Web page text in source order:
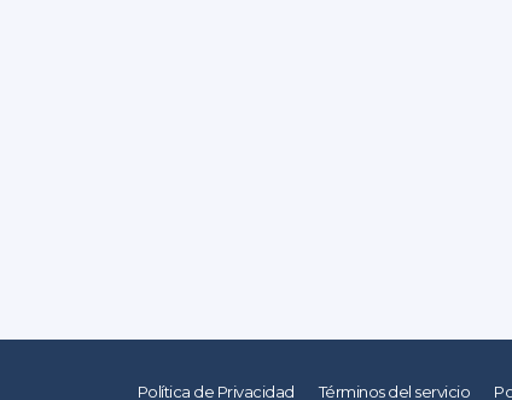
Política de Privacidad Términos del servicio